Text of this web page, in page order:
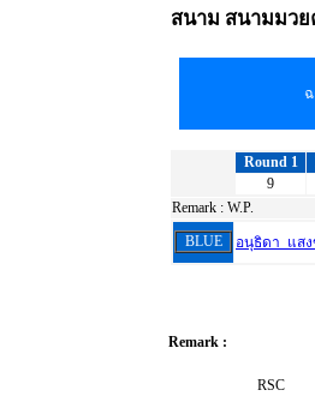
สนาม สนามมวย
Round 1
9
Remark : W.P.
BLUE
อนุธิดา แสง
Remark :
RSC